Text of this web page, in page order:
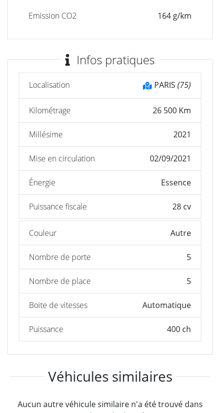
Emission CO2 164 g/km
Infos pratiques
Localisation PARIS (75)
Kilométrage 26 500 Km
Millésime 2021
Mise en circulation 02/09/2021
Énergie Essence
Puissance fiscale 28 cv
Couleur Autre
Nombre de porte 5
Nombre de place 5
Boite de vitesses Automatique
Puissance 400 ch
Véhicules similaires
Aucun autre véhicule similaire n'a été trouvé dans